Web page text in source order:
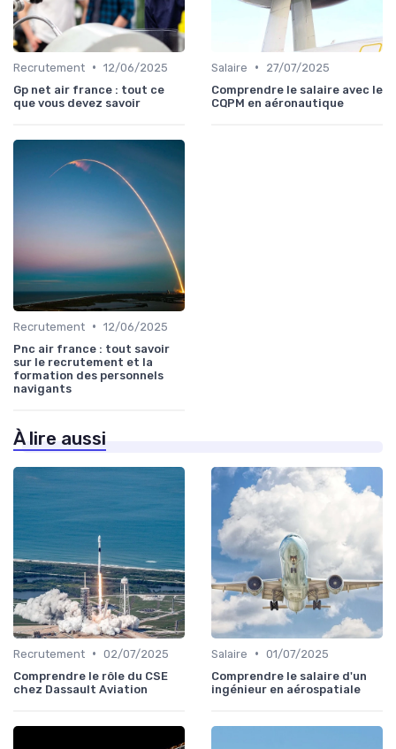
Recrutement • 12/06/2025
Gp net air france : tout ce
que vous devez savoir
Salaire •
27/07/2025
Comprendre le salaire avec le
CQPM en aéronautique
Recrutement • 12/06/2025
Pnc air france : tout savoir
sur le recrutement et la
formation des personnels
navigants
À lire aussi
Recrutement • 02/07/2025
Comprendre le rôle du CSE
chez Dassault Aviation
Salaire • 01/07/2025
Comprendre le salaire d'un
ingénieur en aérospatiale